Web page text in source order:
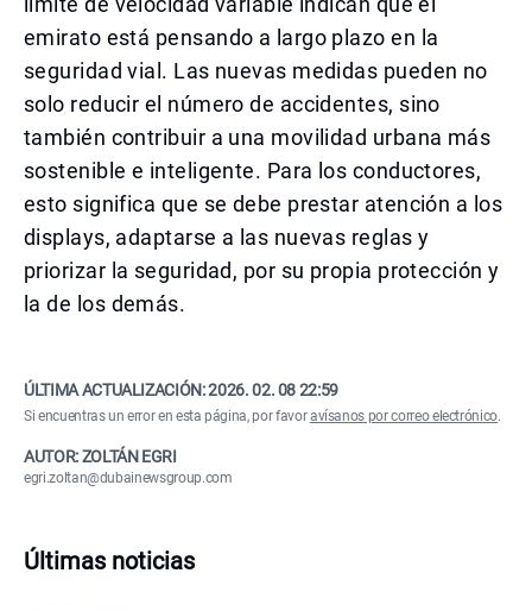
emirato está pensando a largo plazo en la
seguridad vial. Las nuevas medidas pueden no
solo reducir el número de accidentes, sino
también contribuir a una movilidad urbana más
sostenible e inteligente. Para los conductores,
esto significa que se debe prestar atención a los
displays, adaptarse a las nuevas reglas y
priorizar la seguridad, por su propia protección y
la de los demás.
ÚLTIMA ACTUALIZACIÓN:2026. 02. 08 22:59
Si encuentras un error en esta página, por favoravísanos por correo electrónico.
AUTOR: ZOLTÁN EGRI
egri.zoltan@dubainewsgroup.com
Últimas noticias